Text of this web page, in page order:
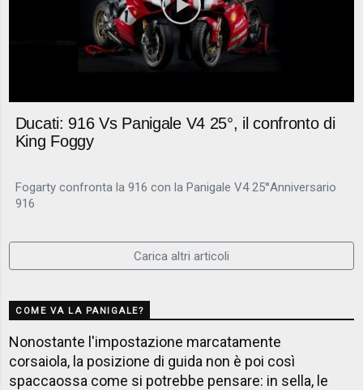
Ducati: 916 Vs Panigale V4 25°, il confronto di
King Foggy
Fogarty confronta la 916 con la Panigale V4 25°Anniversario
916
Carica altri articoli
COME VA LA PANIGALE?
Nonostante l'impostazione marcatamente
corsaiola, la posizione di guida non è poi così
spaccaossa come si potrebbe pensare: in sella, le